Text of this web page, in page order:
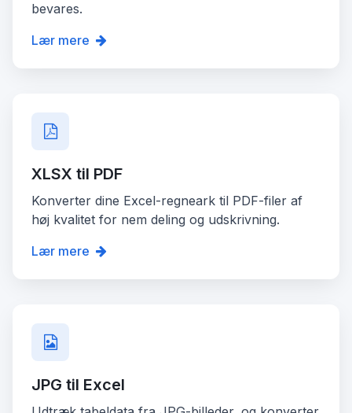
bevares.
Lær mere
XLSX til PDF
Konverter dine Excel-regneark til PDF-filer af
høj kvalitet for nem deling og udskrivning.
Lær mere
JPG til Excel